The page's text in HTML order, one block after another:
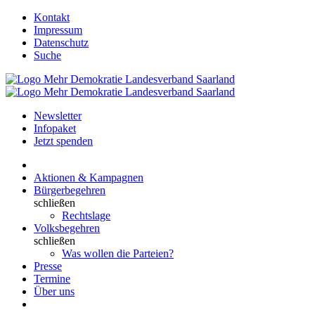
Kontakt
Impressum
Datenschutz
Suche
Newsletter
Infopaket
Jetzt spenden
Aktionen & Kampagnen
Bürgerbegehren
schließen
Rechtslage
Volksbegehren
schließen
Was wollen die Parteien?
Presse
Termine
Über uns